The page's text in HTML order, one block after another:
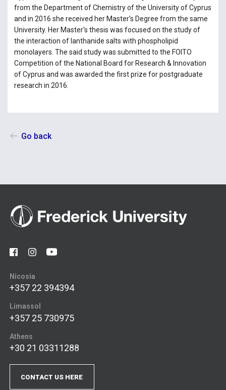
from the Department of Chemistry of the University of Cyprus
and in 2016 she received her Master's Degree from the same
University. Her Master's thesis was focused on the study of
the interaction of lanthanide salts with phospholipid
monolayers. The said study was submitted to the FOITO
Competition of the National Board for Research & Innovation
of Cyprus and was awarded the first prize for postgraduate
research in 2016.
Go back
Nicosia
+357 22 394394
Limassol
+357 25 730975
Athens
+30 21 03311288
CONTACT US HERE